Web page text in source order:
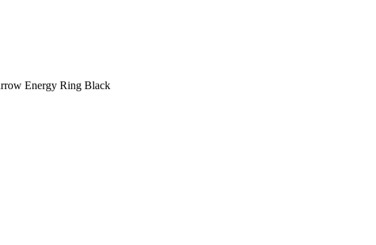
Energy Ring Black